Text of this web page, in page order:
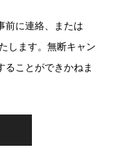
前に連絡、または
します。無断キャン
ることができかねま